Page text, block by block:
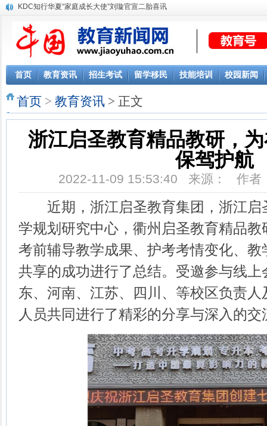
KDC知行华夏“家庭成长大使”刘璇官宣二胎喜讯
首页 教育资讯 招生考试 留学移民 技能培训 校园新闻
首页 > 教育资讯 > 正文
浙江启圣教育精品教研，
保驾护航
2022-11-09 15:53:40 来源： 作
近期，浙江启圣教育集团，浙江启
学规划研究中心，衢州启圣教育精品
考前辅导教学成果、护考考情变化、
共享的成功进行了总结。受邀参与线
东、河南、江苏、四川、等校区负责
人员共同进行了精彩的分享与深入的交